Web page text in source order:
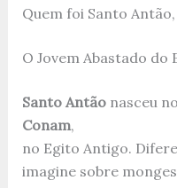
Quem foi Santo
O Jovem Abastado do
Santo Antãonasceu
Conam,
no Egito Antigo.
imagine sobre